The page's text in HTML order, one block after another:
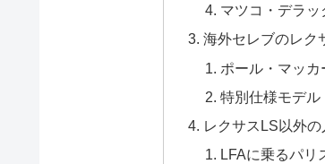
マツコ・デラ
海外セレブのレク
ポール・マッ
特別仕様モデ
レクサスLS以外
LFAに乗るパリ